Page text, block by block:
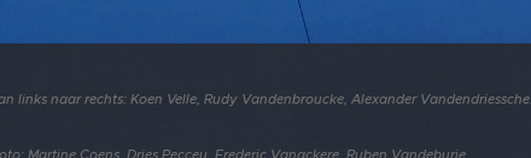
links naar rechts: Koen Velle, Rudy Vandenbroucke, Alexander Vandendriessche.
Martine Coens, Dries Pecceu, Frederic Vanackere, Ruben Vandeburie.